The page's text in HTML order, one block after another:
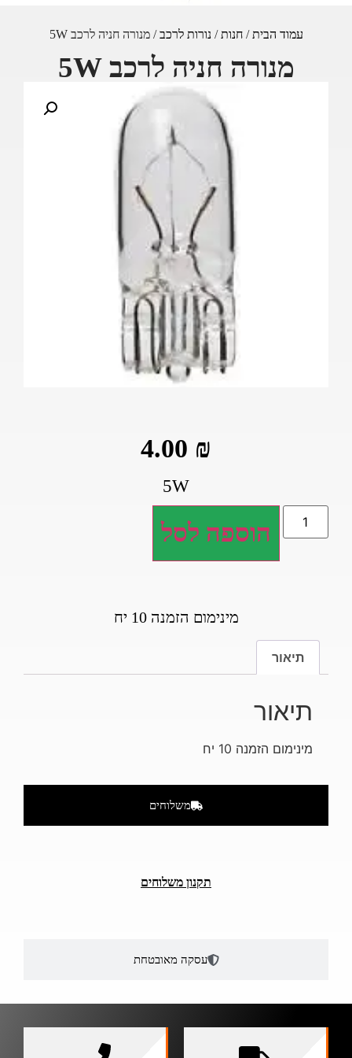
עמוד הבית/חנות/נורות לרכב/ מנורה חניה לרכב 5W
מנורה חניה לרכב 5W
4.00₪
5W
הוספה לסל
מינימום הזמנה 10 יח
תיאור
תיאור
מינימום הזמנה 10 יח
משלוחים
עסקה מאובטחת
תקנון משלוחים